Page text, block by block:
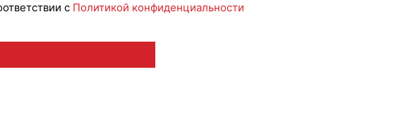
2009-2026 12+
с Политикой конфиденциальности